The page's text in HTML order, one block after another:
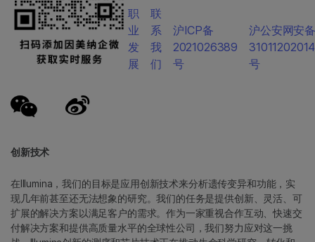
创新技术
在Illumina，我们的目标是应用创新技术来分析遗传变异和功能，实
现几年前甚至还无法想象的研究。我们的任务是提供创新、灵活、可
扩展的解决方案以满足客户的需求。作为一家重视合作互动、快速交
付解决方案和提供高质量水平的全球性公司，我们努力应对这一挑
职
业
发
展
联
系
我
们
沪ICP备
2021026389
号
沪公安网安
号